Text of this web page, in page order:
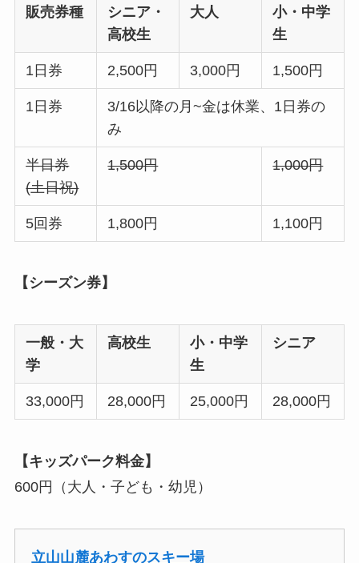
販売券種
シニア・
高校生
大人
小・中学
生
1日券 2,500円 3,000円 1,500円
1日券
3/16以降の月~金は休業、1日券の
み
半日券
(土日祝)
1,500円 1,000円
5回券 1,800円 1,100円
【シーズン券】
一般・大
学
高校生
小・中学
生
シニア
33,000円 28,000円 25,000円 28,000円
【キッズパーク料金】
600円（大人・子ども・幼児）
立山山麓あわすのスキー場